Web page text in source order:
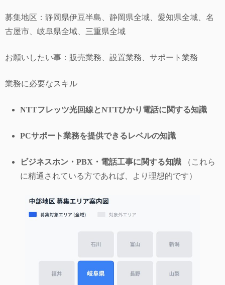
募集地区：静岡県伊豆半島、静岡県全域、愛知県全域、名
古屋市、岐阜県全域、三重県全域
お願いしたい事：販売業務、設置業務、サポート業務
業務に必要なスキル
NTTフレッツ光回線とNTTひかり電話に関する知識
PCサポート業務を提供できるレベルの知識
ビジネスホン・PBX・電話工事に関する知識 （これら
に精通されている方であれば、より理想的です）